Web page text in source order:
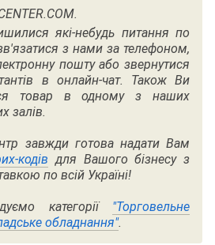
які-небудь питання по
з нами за телефоном,
пошту або звернутися
в онлайн-чат. Також Ви
товар в одному з наших
залів.
завжди готова надати Вам
кодів для Вашого бізнесу з
по всій Україні!
категорії "Торговельне
обладнання".